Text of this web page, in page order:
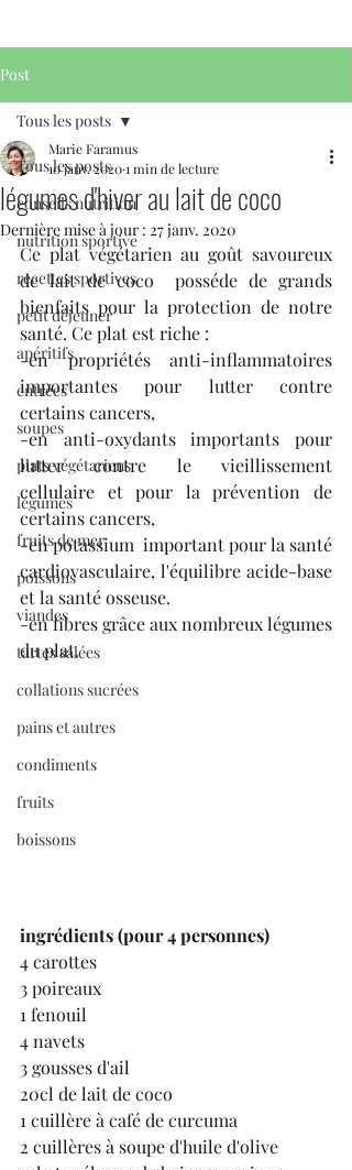
Post
Tous les posts
conseils nutrition
nutrition sportive
recettes sportives
petit déjeuner
apéritifs
entrées
soupes
plats végétariens
légumes
fruits de mer
poissons
viandes
tartes salées
collations sucrées
pains et autres
condiments
fruits
boissons
Tous les posts
légumes d'hiver au lait de coco
Marie Faramus
10 janv. 20201 min de lecture
Dernière mise à jour : 27 janv. 2020
Ce plat végétarien au goût savoureux
de lait de coco  posséde de grands
bienfaits pour la protection de notre
santé. Ce plat est riche :
-en propriétés anti-inflammatoires
importantes pour lutter contre
certains cancers,
-en anti-oxydants importants pour
lutter contre le vieillissement
cellulaire et pour la prévention de
certains cancers,
-en potassium  important pour la santé
cardiovasculaire, l'équilibre acide-base
et la santé osseuse.
-en fibres grâce aux nombreux légumes
du plat.
ingrédients (pour 4 personnes)
4 carottes
3 poireaux
1 fenouil
4 navets
3 gousses d'ail
20cl de lait de coco
1 cuillère à café de curcuma
2 cuillères à soupe d'huile d'olive